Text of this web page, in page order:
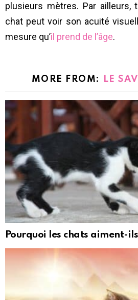
plusieurs mètres. Par ailleurs,
chat peut voir son acuité
mesure qu’il prend de l’âge.
MORE FROM: LE
Pourquoi les chats aiment-